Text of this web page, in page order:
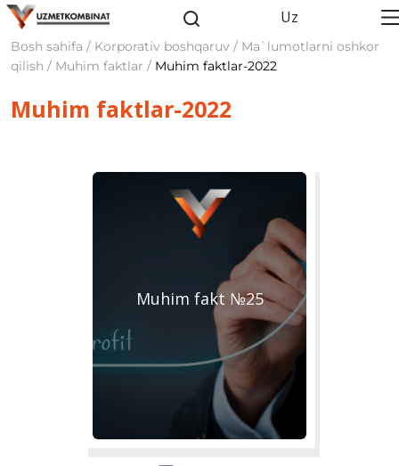
Uz
Bosh sahifa / Korporativ boshqaruv / Ma`lumotlarni oshkor
qilish / Muhim faktlar / Muhim faktlar-2022
Muhim faktlar-2022
Muhim fakt №25